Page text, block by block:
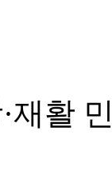
재활